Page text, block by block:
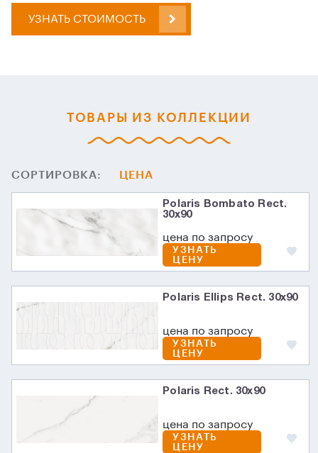
УЗНАТЬ СТОИМОСТЬ
ТОВАРЫ ИЗ КОЛЛЕКЦИИ
СОРТИРОВКА: ЦЕНА
Polaris Bombato Rect.
30х90
цена по запросу
УЗНАТЬ
ЦЕНУ
Polaris Ellips Rect. 30х90
цена по запросу
УЗНАТЬ
ЦЕНУ
Polaris Rect. 30х90
цена по запросу
УЗНАТЬ
ЦЕНУ